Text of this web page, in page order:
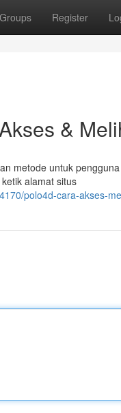
Groups Register
&
metode untuk
alamat situs
polo4d-cara-akses-